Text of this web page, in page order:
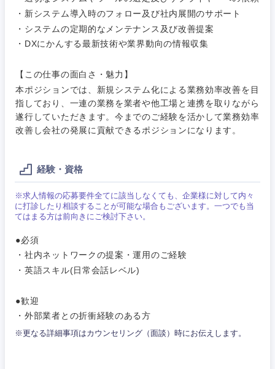
・新システム導入時のフォロー及び社内展開のサポート
・システムの定期的なメンテナンス及び改善提案
・DXにかんする最新技術や業界動向の情報収集
【この仕事の面白さ・魅力】
本ポジションでは、新規システム化による業務効率改善を目
指しており、一連の業務を業者や他工場と連携を取りながら
遂行していただきます。今までのご経験を活かして業務効率
改善し会社の発展に貢献できるポジションになります。
経験・資格
※求人情報の応募要件全てに該当しなくても、企業様に対して内々
に打診したり相談することが可能な場合もございます。一つでも当
てはまる方は前向きにご検討下さい。
●必須
・社内ネットワークの提案・運用のご経験
・英語スキル(日常会話レベル)
●歓迎
・外部業者との折衝経験のある方
※更なる詳細事項はカウンセリング（面談）時にお伝えします。
企画
経営ボー
ド
管理
SCM
マーケテ
ィング
営業
クリエイ
コンサル
タント
画
事業企画・事業開発
事業管理
新規事業企画・立上げ
政策渉外
経営ボード
管理
SCM
人事
マーケティング
営業
サービス
コンサルタント
技術職（IT）、Webサービス・制作、ゲーム
エネルギー・資源・環境
電気・電子・半導体
素材・化学・金属
食品・化粧品・アパレル・消費財
メディカル・ヘルスケア・ライフサイエンス
建設・不動産
倉庫・運輸・物流
北海道 青森県
秋田県
宮城県 山形県
福島県
推奨年齢
20代 30代
40代
フリーワード
こだわり条件を入力ください
急募 第二新卒
業
転勤なし